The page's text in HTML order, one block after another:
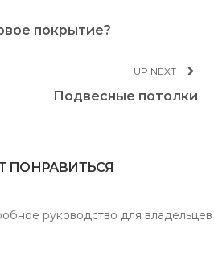
покрытие?
UP NEXT
Подвесные потолки
ПОНРАВИТЬСЯ